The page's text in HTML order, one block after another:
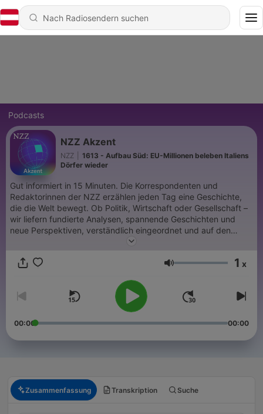
Podcasts
NZZ Akzent
NZZ
1613 - Aufbau Süd: EU-Millionen beleben Italiens
Dörfer wieder
Gut informiert in 15 Minuten. Die Korrespondenten und
Redaktorinnen der NZZ erzählen jeden Tag eine Geschichte,
die die Welt bewegt. Ob Politik, Wirtschaft oder Gesellschaft –
wir liefern fundierte Analysen, spannende Geschichten und
neue Perspektiven, verständlich eingeordnet und auf den
Punkt gebracht. Das ist «NZZ Akzent» – immer montags bis
exklusive Extrafolge - unsere Korrespondenten berichten von
Lautstärke 1 x
00:00 00:00
Zusammenfassung Transkription Suche